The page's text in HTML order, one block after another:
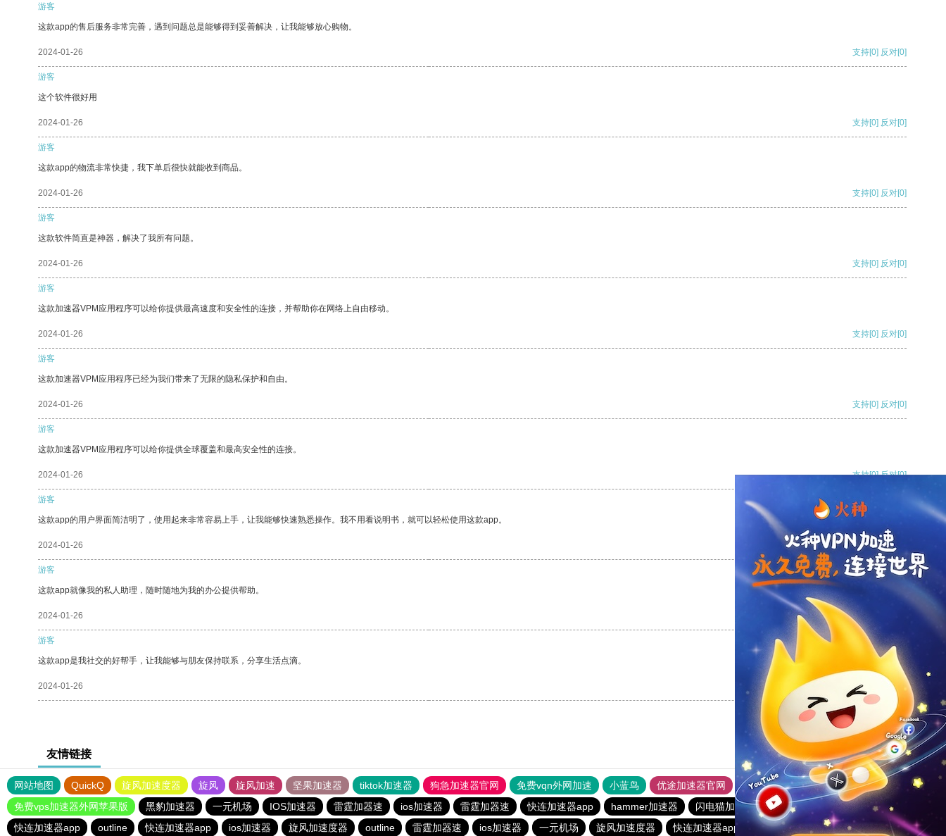
游客
这款app的售后服务非常完善，遇到问题总是能够得到妥善解决，让我能够放心购物。
2024-01-26 支持[0] 反对[0]
游客
这个软件很好用
2024-01-26 支持[0] 反对[0]
游客
这款app的物流非常快捷，我下单后很快就能收到商品。
2024-01-26 支持[0] 反对[0]
游客
这款软件简直是神器，解决了我所有问题。
2024-01-26 支持[0] 反对[0]
游客
这款加速器VPM应用程序可以给你提供最高速度和安全性的连接，并帮助你在网络上自由移动。
2024-01-26 支持[0] 反对[0]
游客
这款加速器VPM应用程序已经为我们带来了无限的隐私保护和自由。
2024-01-26 支持[0] 反对[0]
游客
这款加速器VPM应用程序可以给你提供全球覆盖和最高安全性的连接。
2024-01-26 支持[0] 反对[0]
游客
这款app的用户界面简洁明了，使用起来非常容易上手，让我能够快速熟悉操作。我不用看说明书，就可以轻松使用这款app。
2024-01-26 支持[0] 反对
游客
这款app就像我的私人助理，随时随地为我的办公提供帮助。
2024-01-26 支持
游客
这款app是我社交的好帮手，让我能够与朋友保持联系，分享生活点滴。
2024-01-26 支持 反对 [0]
友情链接
网站地图 QuickQ 旋风加速度器 旋风 旋风加速 坚果加速器 tiktok加速器 狗急加速器官网 免费vqn外网加速 小蓝鸟 优途加速器官网 风驰加速器 旋风加速器
八戒看书
免费vps加速器外网苹果版
黑豹加速器 一元机场 IOS加速器 雷霆加器速 ios加速器 雷霆加器速 快连加速器app hammer加速器 闪电猫加速器 极光加速器
outline
快连加速器app
outline 快连加速器app ios加速器 旋风加速度器 outline 雷霆加器速 ios加速器 一元机场 旋风加速度器 快连加速器app 雷霆加器速 outline